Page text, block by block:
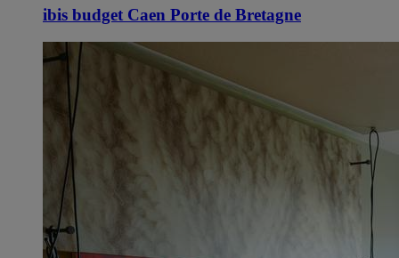
ibis budget Caen Porte de Bretagne